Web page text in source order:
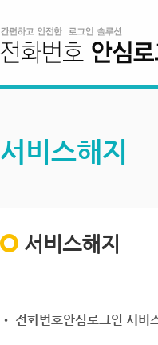
서비스해지
서비스해지
• 전화번호안심로그인 서비